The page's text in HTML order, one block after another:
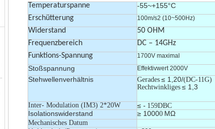
Temperaturspanne
-55~+155°C
Erschütterung
100m/s2 (10~500Hz)
Widerstand
50 OHM
Frequenzbereich
DC – 14GHz
Funktions-Spannung
1700V maximal
Stoßspannung Effektivwert 2000V
Stehwellenverhältnis Gerades ≤ 1,20/(DC-11G)
Rechtwinkliges ≤ 1,3
Inter- Modulation (IM3) 2*20W ≤ - 159DBC
Isolationswiderstand ≥ 10000 MΩ
Mechanisches Datum